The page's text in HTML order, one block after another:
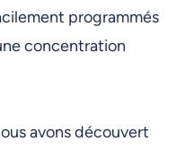
programmés
concentration
avons découvert